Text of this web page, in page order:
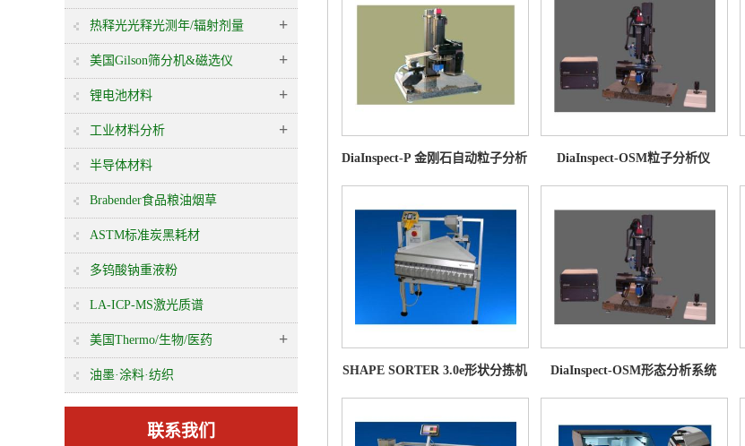
热释光光释光测年/辐射剂量 +
美国Gilson筛分机&磁选仪 +
锂电池材料 +
工业材料分析 +
半导体材料
Brabender食品粮油烟草
ASTM标准炭黑耗材
多钨酸钠重液粉
LA-ICP-MS激光质谱
美国Thermo/生物/医药 +
油墨·涂料·纺织
联系我们
DiaInspect-P 金刚石自动粒子分析
仪
DiaInspect-OSM粒子分析仪
SHAPE SORTER 3.0e形状分拣机 DiaInspect-OSM形态分析系统